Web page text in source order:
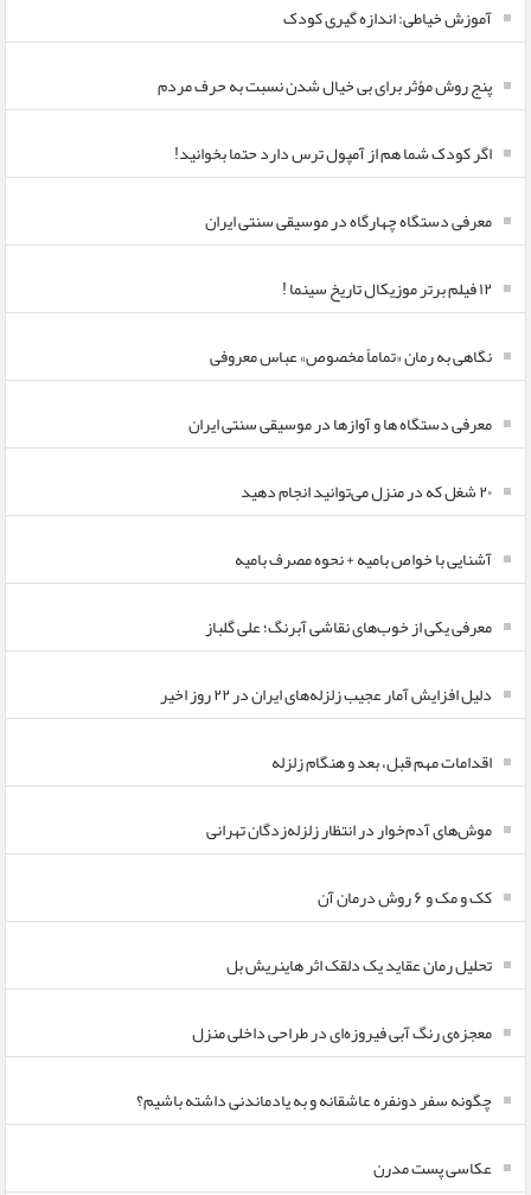
آموزش خیاطی: اندازه گیری کودک
پنج روش مؤثر برای بی خیال شدن نسبت به حرف مردم
اگر کودک شما هم از آمپول ترس دارد حتما بخوانید!
معرفی دستگاه چهارگاه در موسیقی سنتی ایران
۱۲ فیلم برتر موزیکال تاریخ سینما !
نگاهی به رمان «تماماً مخصوص» عباس معروفی
معرفی دستگاه ها و آوازها در موسیقی سنتی ایران
۲۰ شغل که در منزل می‌توانید انجام دهید
آشنایی با خواص بامیه + نحوه مصرف بامیه
معرفی یکی از خوب‌های نقاشی آبرنگ؛ علی گلباز
دلیل افزایش آمار عجیب زلزله‌های ایران در ۲۲ روز اخیر
اقدامات مهم قبل، بعد و هنگام زلزله
موش‌های آدم‌خوار در انتظار زلزله‌زدگان تهرانی
کک و مک و ۶ روش درمان آن
تحلیل رمان عقاید یک دلقک اثر هاینریش بل
معجزه‌ی رنگ آبی فیروزه‌ای در طراحی داخلی منزل
چگونه سفر دونفره عاشقانه و به یادماندنی داشته باشیم؟
عکاسی پست مدرن